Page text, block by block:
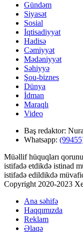
Gündəm
Siyasət
Sosial
İqtisadiyyat
Hadisə
Cəmiyyət
Mədəniyyət
Səhiyyə
Şou-biznes
Dünya
İdman
Maraqlı
Video
Baş redaktor:
Whatsapp:
Müəllif hüquqları
istifadə etdikdə istinad
istifadə edildikdə
Copyright 2020-2023
Ana səhifə
Haqqımızda
Reklam
Əlaqə